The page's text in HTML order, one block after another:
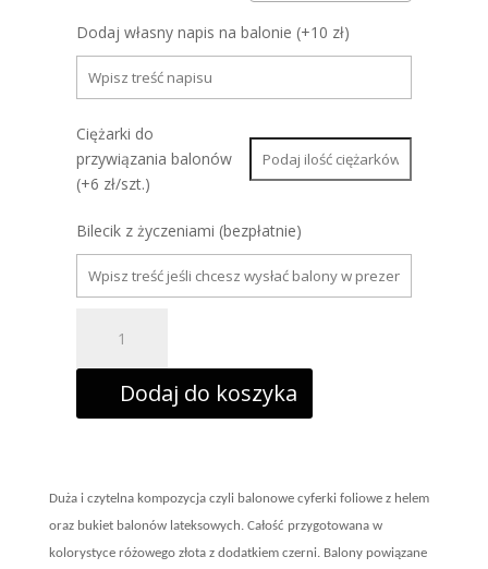
Dodaj własny napis na balonie (+10 zł)
Ciężarki do
przywiązania balonów
(+6 zł/szt.)
Bilecik z życzeniami (bezpłatnie)
Cyferki
w
bukiecie
balonami
Dodaj do koszyka
Duża i czytelna kompozycja czyli balonowe cyferki foliowe z helem
oraz bukiet balonów lateksowych. Całość przygotowana w
kolorystyce różowego złota z dodatkiem czerni. Balony powiązane